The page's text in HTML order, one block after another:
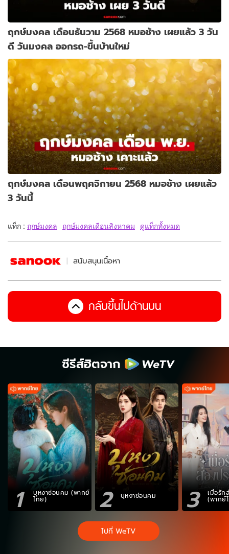
ฤกษ์มงคล เดือนธันวาม 2568 หมอช้าง เผยแล้ว 3 วัน
ดี วันมงคล ออกรถ-ขึ้นบ้านใหม่
ฤกษ์มงคล เดือนพฤศจิกายน 2568 หมอช้าง เผยแล้ว
3 วันนี้
แท็ก : ฤกษ์มงคล ฤกษ์มงคลเดือนสิงหาคม ดูแท็กทั้งหมด
สนับสนุนเนื้อหา
กลับขึ้นไปด้านบน
ซีรีส์ฮิตจาก
1 บุหงาซ่อนคม (พากย์
ไทย) 2 บุหงาซ่อนคม 3 เมื่อรัก
(พากย์
ไปที่ WeTV